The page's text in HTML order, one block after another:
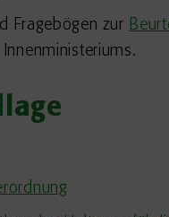
Fragebögen zur